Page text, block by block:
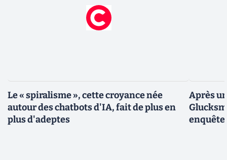
Le « spiralisme », cette croyance née
autour des chatbots d'IA, fait de plus en
plus d'adeptes
Après
enquête